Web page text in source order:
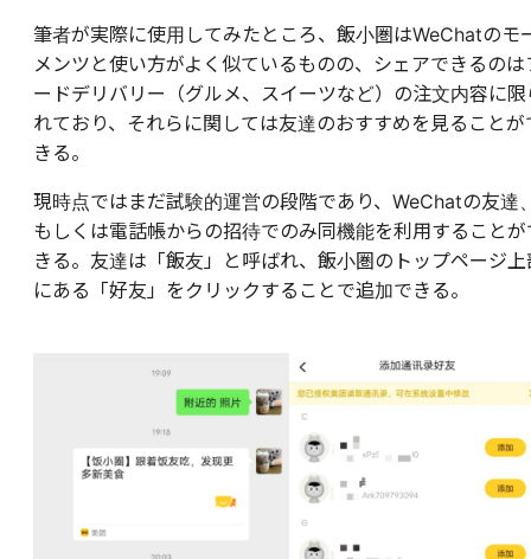
筆者が実際に使用してみたところ、飯小圏はWeChatのモ
メンツと使い方がよく似ているものの、シェアできるのは
ードデリバリー（グルメ、スイーツなど）の注文内容に限
れており、それらに関しては友達のおすすめを見ることが
きる。
現時点ではまだ試験的運営の段階であり、WeChatの友達
もしくは電話帳からの招待でのみ同機能を利用することが
きる。友達は「飯友」と呼ばれ、飯小圏のトップページ上
にある「好友」をクリックすることで追加できる。